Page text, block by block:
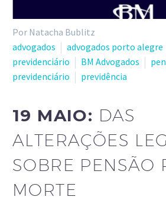
Por Natacha Bublitz
advogados
advogados porto alegre
previdenciário
BM Advogados
previdenciário
previdência
19 MAIO: DAS
ALTERAÇÕES
SOBRE PENSÃO
MORTE